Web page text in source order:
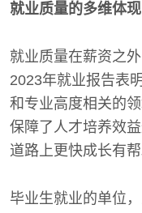
就业质量的多维体现
就业质量在薪资之
2023年就业报告表
和专业高度相关的
保障了人才培养效
道路上更快成长有帮
毕业生就业的单位